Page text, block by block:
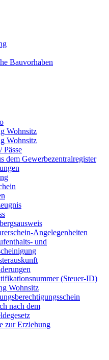
Bauvorhaben
Wohnsitz
Wohnsitz
Pässe
dem Gewerbezentralregister
Angelegenheiten
und
(Steuer-ID)
Wohnsitz
nach dem
zur Erziehung